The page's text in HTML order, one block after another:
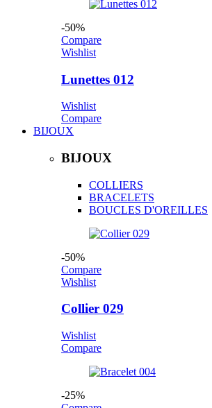
-50%
Compare
Wishlist
Lunettes 012
Wishlist
Compare
BIJOUX
BIJOUX
COLLIERS
BRACELETS
BOUCLES D'OREILLES
-50%
Compare
Wishlist
Collier 029
Wishlist
Compare
-25%